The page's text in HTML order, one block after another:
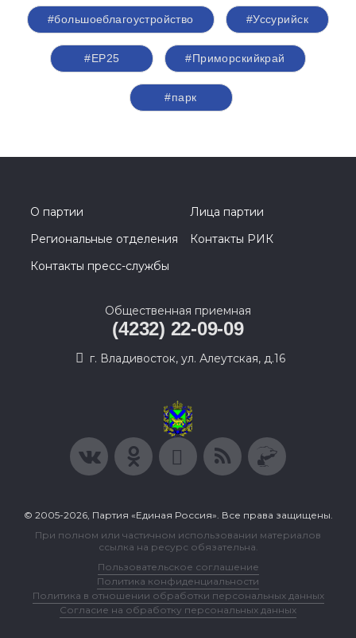
#большоеблагоустройство #Уссурийск
#ЕР25 #Приморскийкрай
#парк
О партии
Лица партии
Региональные отделения
Контакты РИК
Контакты пресс-службы
Общественная приемная
(4232) 22-09-09
г. Владивосток, ул. Алеутская, д.16
© 2005-2026, Партия «Единая Россия». Все права защищены.
При полном или частичном использовании материалов
ссылка на ресурс обязательна.
Пользовательское соглашение
Политика конфиденциальности
Политика в отношении обработки персональных данных
Согласие на обработку персональных данных